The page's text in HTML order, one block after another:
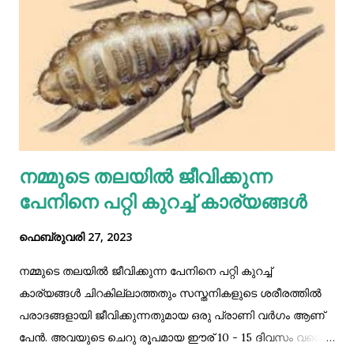
വ്യാപകമായി റെയ്ഡ് നടത്തിയത്. മൊബൈൽ ഫോണുകൾ,
ഹാര്‍ഡ് ഡിസ്ക്കുകൾ, ലാപ്ടോപ്പുകൾ, മെമ്മറി കാര്‍ഡുകൾ
ഉൾപ്പെടെയുള്ള 270 ഉപകരണങ്ങൾ റെയ്ഡിൽ
പിടിച്ചെടുത്തു. കുട്ടികളുടെ നഗ്നചിത്രങ്ങളും ദൃശ്യങ്ങളും
ഉള്ള ഉപകരണങ്ങളാണിവ. അഞ്ച് വയസ്സിനും പതിനഞ്ച്
വയസ്സിനും ഇടയിൽ പ്രായമുള്ള കുട്ടികളുടെ ദൃശ്യങ്ങളാണ്
ഉണ്ടായിരുന്നത്. കുട്ടികളുടെ അശ്ലീലദൃശ്യങ്ങള്‍
പങ്കുവയ്ക്കാനുള്ള നിരവധി ടെലിഗ്രാം, വാട്ട്സ്ആപ്പ്
ഗ്രൂപ്പുകളും റെയ്ഡിൽ കണ്ടെത്തി...
നമ്മുടെ തലയിൽ ജീവിക്കുന്ന
പേനിനെ പറ്റി കുറച്ച് കാര്യങ്ങൾ
ഫെബ്രുവരി 27, 2023
നമ്മുടെ തലയിൽ ജീവിക്കുന്ന പേനിനെ പറ്റി കുറച്ച്
കാര്യങ്ങൾ ചിറകില്ലാത്തതും സസ്തനികളുടെ ശരീരത്തിൽ
പരാദങ്ങളായി ജീവിക്കുന്നതുമായ ഒരു പ്രാണി വർഗം ആണ്
പേൻ. അവയുടെ ചെറു രൂപമായ ഈര് 10 - 15 ദിവസം വരെ